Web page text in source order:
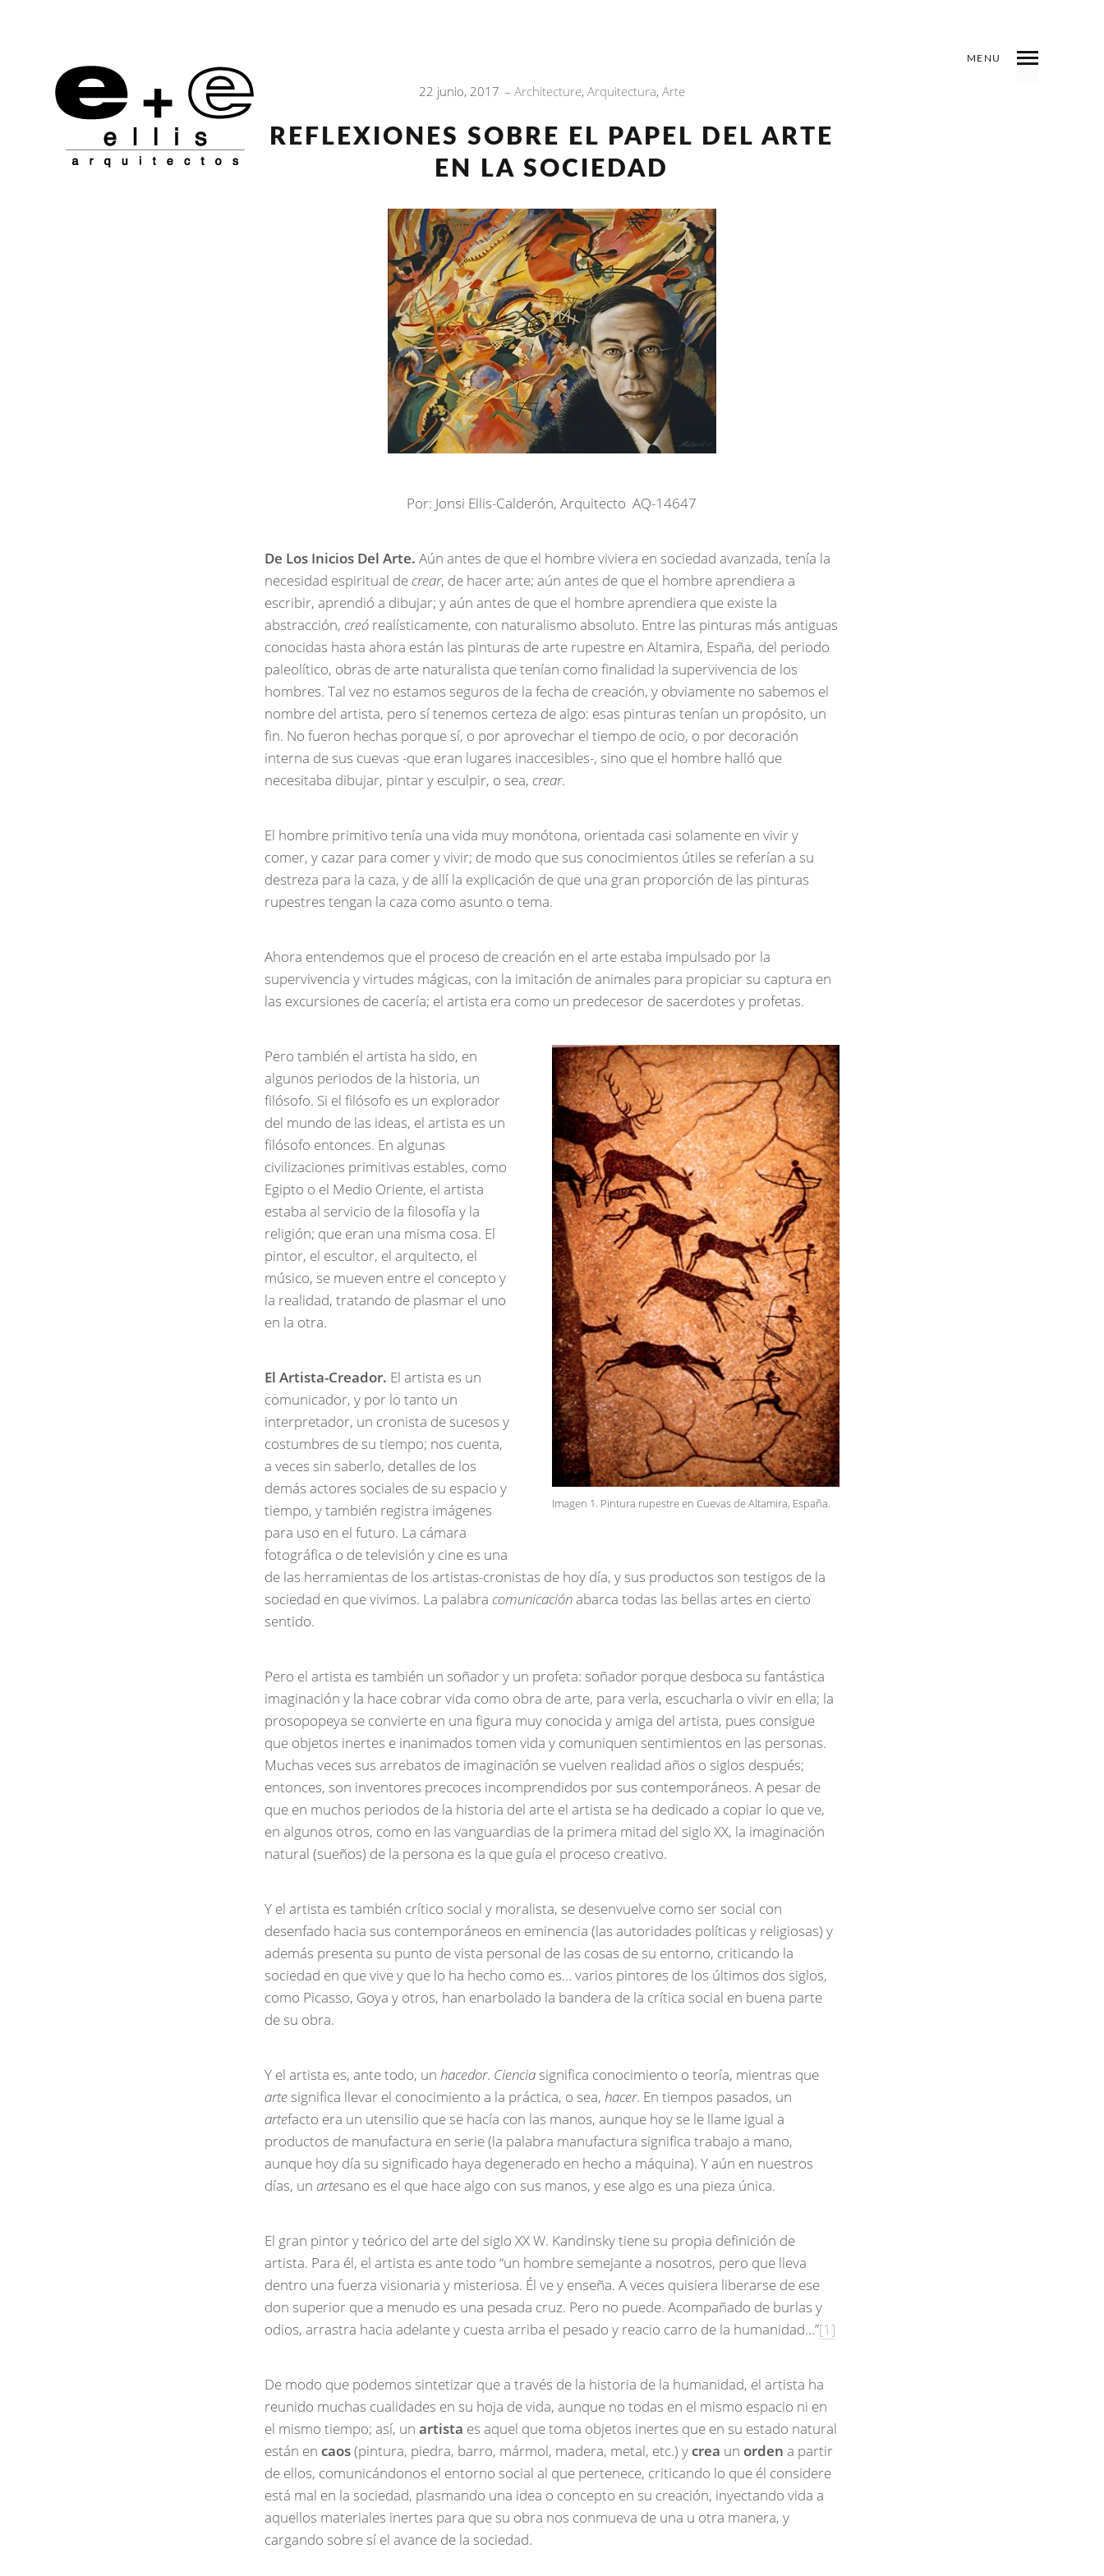
MENU
22 junio, 2017 Architecture, Arquitectura, Arte
REFLEXIONES SOBRE EL PAPEL DEL ARTE
EN LA SOCIEDAD
Por: Jonsi Ellis-Calderón, Arquitecto AQ-14647
De Los Inicios Del Arte. Aún antes de que el hombre viviera en sociedad avanzada, tenía la
necesidad espiritual de crear, de hacer arte; aún antes de que el hombre aprendiera a
escribir, aprendió a dibujar; y aún antes de que el hombre aprendiera que existe la
abstracción, creórealísticamente, con naturalismo absoluto. Entre las pinturas más antiguas
conocidas hasta ahora están las pinturas de arte rupestre en Altamira, España, del periodo
paleolítico, obras de arte naturalista que tenían como finalidad la supervivencia de los
hombres. Tal vez no estamos seguros de la fecha de creación, y obviamente no sabemos el
nombre del artista, pero sí tenemos certeza de algo: esas pinturas tenían un propósito, un
fin. No fueron hechas porque sí, o por aprovechar el tiempo de ocio, o por decoración
interna de sus cuevas -que eran lugares inaccesibles-, sino que el hombre halló que
necesitaba dibujar, pintar y esculpir, o sea, crear.
El hombre primitivo tenía una vida muy monótona, orientada casi solamente en vivir y
comer, y cazar para comer y vivir; de modo que sus conocimientos útiles se referían a su
destreza para la caza, y de allí la explicación de que una gran proporción de las pinturas
rupestres tengan la caza como asunto o tema.
Ahora entendemos que el proceso de creación en el arte estaba impulsado por la
supervivencia y virtudes mágicas, con la imitación de animales para propiciar su captura en
las excursiones de cacería; el artista era como un predecesor de sacerdotes y profetas.
Imagen 1. Pintura rupestre en Cuevas de Altamira, España.
Pero también el artista ha sido, en
algunos periodos de la historia, un
filósofo. Si el filósofo es un explorador
del mundo de las ideas, el artista es un
filósofo entonces. En algunas
civilizaciones primitivas estables, como
Egipto o el Medio Oriente, el artista
estaba al servicio de la filosofía y la
religión; que eran una misma cosa. El
pintor, el escultor, el arquitecto, el
músico, se mueven entre el concepto y
la realidad, tratando de plasmar el uno
en la otra.
El Artista-Creador. El artista es un
comunicador, y por lo tanto un
interpretador, un cronista de sucesos y
costumbres de su tiempo; nos cuenta,
a veces sin saberlo, detalles de los
demás actores sociales de su espacio y
tiempo, y también registra imágenes
para uso en el futuro. La cámara
fotográfica o de televisión y cine es una
de las herramientas de los artistas-cronistas de hoy día, y sus productos son testigos de la
sociedad en que vivimos. La palabra comunicaciónabarca todas las bellas artes en cierto
sentido.
Pero el artista es también un soñador y un profeta: soñador porque desboca su fantástica
imaginación y la hace cobrar vida como obra de arte, para verla, escucharla o vivir en ella; la
prosopopeya se convierte en una figura muy conocida y amiga del artista, pues consigue
que objetos inertes e inanimados tomen vida y comuniquen sentimientos en las personas.
Muchas veces sus arrebatos de imaginación se vuelven realidad años o siglos después;
entonces, son inventores precoces incomprendidos por sus contemporáneos. A pesar de
que en muchos periodos de la historia del arte el artista se ha dedicado a copiar lo que ve,
en algunos otros, como en las vanguardias de la primera mitad del siglo XX, la imaginación
natural (sueños) de la persona es la que guía el proceso creativo.
Y el artista es también crítico social y moralista, se desenvuelve como ser social con
desenfado hacia sus contemporáneos en eminencia (las autoridades políticas y religiosas) y
además presenta su punto de vista personal de las cosas de su entorno, criticando la
sociedad en que vive y que lo ha hecho como es… varios pintores de los últimos dos siglos,
como Picasso, Goya y otros, han enarbolado la bandera de la crítica social en buena parte
de su obra.
Y el artista es, ante todo, un hacedor. Cienciasignifica conocimiento o teoría, mientras que
artesignifica llevar el conocimiento a la práctica, o sea, hacer. En tiempos pasados, un
artefacto era un utensilio que se hacía con las manos, aunque hoy se le llame igual a
productos de manufactura en serie (la palabra manufactura significa trabajo a mano,
aunque hoy día su significado haya degenerado en hecho a máquina). Y aún en nuestros
días, un artesano es el que hace algo con sus manos, y ese algo es una pieza única.
El gran pintor y teórico del arte del siglo XX W. Kandinsky tiene su propia definición de
artista. Para él, el artista es ante todo “un hombre semejante a nosotros, pero que lleva
dentro una fuerza visionaria y misteriosa. Él ve y enseña. A veces quisiera liberarse de ese
don superior que a menudo es una pesada cruz. Pero no puede. Acompañado de burlas y
odios, arrastra hacia adelante y cuesta arriba el pesado y reacio carro de la humanidad…”[1]
De modo que podemos sintetizar que a través de la historia de la humanidad, el artista ha
reunido muchas cualidades en su hoja de vida, aunque no todas en el mismo espacio ni en
el mismo tiempo; así, un artista es aquel que toma objetos inertes que en su estado natural
están en caos(pintura, piedra, barro, mármol, madera, metal, etc.) ycrea un orden a partir
de ellos, comunicándonos el entorno social al que pertenece, criticando lo que él considere
está mal en la sociedad, plasmando una idea o concepto en su creación, inyectando vida a
aquellos materiales inertes para que su obra nos conmueva de una u otra manera, y
cargando sobre sí el avance de la sociedad.